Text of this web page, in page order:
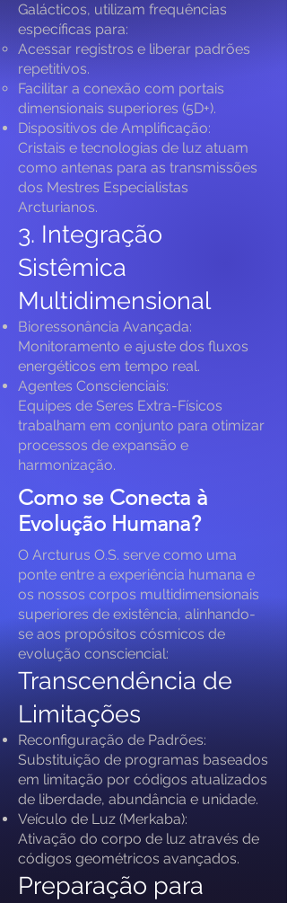
Galácticos, utilizam frequências
específicas para:
Acessar registros e liberar padrões
repetitivos.
Facilitar a conexão com portais
dimensionais superiores (5D+).
Dispositivos de Amplificação:
Cristais e tecnologias de luz atuam
como antenas para as transmissões
dos Mestres Especialistas
Arcturianos.
3. Integração
Sistêmica
Multidimensional
Bioressonância Avançada:
Monitoramento e ajuste dos fluxos
energéticos em tempo real.
Agentes Conscienciais:
Equipes de Seres Extra-Físicos
trabalham em conjunto para otimizar
processos de expansão e
harmonização.
Como se Conecta à
Evolução Humana?
O Arcturus O.S. serve como uma
ponte entre a experiência humana e
os nossos corpos multidimensionais
superiores de existência, alinhando-
se aos propósitos cósmicos de
evolução consciencial:
Transcendência de
Limitações
Reconfiguração de Padrões:
Substituição de programas baseados
em limitação por códigos atualizados
de liberdade, abundância e unidade.
Veículo de Luz (Merkaba):
Ativação do corpo de luz através de
códigos geométricos avançados.
Preparação para